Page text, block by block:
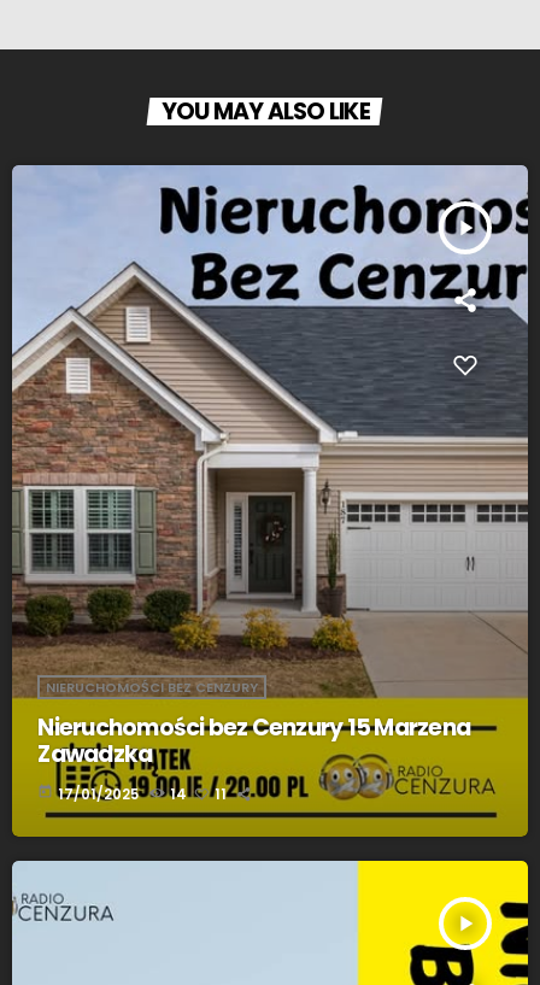
YOU MAY ALSO LIKE
play_arrow
NIERUCHOMOŚCI BEZ CENZURY
Nieruchomości bez Cenzury 15 Marzena
Zawadzka
today 17/01/2025 14 11
play_arrow